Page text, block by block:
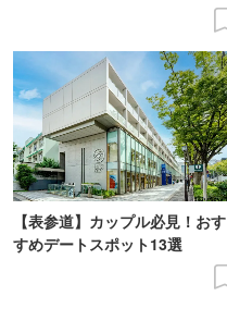
【表参道】カップル必見！おす
すめデートスポット13選